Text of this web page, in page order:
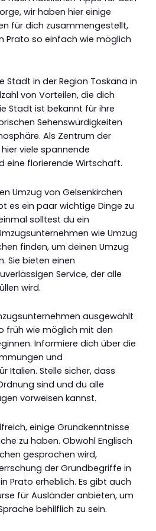
wir haben hier einige
für dich zusammengestellt,
Prato so einfach wie möglich
Stadt in der Region Toskana in
von Vorteilen, die dich
Stadt ist bekannt für ihre
Sehenswürdigkeiten
Als Zentrum der
viele spannende
eine florierende Wirtschaft.
Umzug von Gelsenkirchen
es ein paar wichtige Dinge zu
solltest du ein
wie Umzug
finden, um deinen Umzug
Sie bieten einen
Service, der alle
wird.
ausgewählt
früh wie möglich mit den
Informiere dich über die
und
Italien. Stelle sicher, dass
sind und du alle
vorweisen kannst.
einige Grundkenntnisse
zu haben. Obwohl Englisch
gesprochen wird,
der Grundbegriffe in
Prato erheblich. Es gibt auch
für Ausländer anbieten, um
behilflich zu sein.